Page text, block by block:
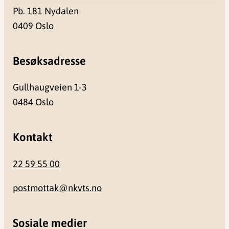
Pb. 181 Nydalen
0409 Oslo
Besøksadresse
Gullhaugveien 1-3
0484 Oslo
Kontakt
22 59 55 00
postmottak@nkvts.no
Sosiale medier